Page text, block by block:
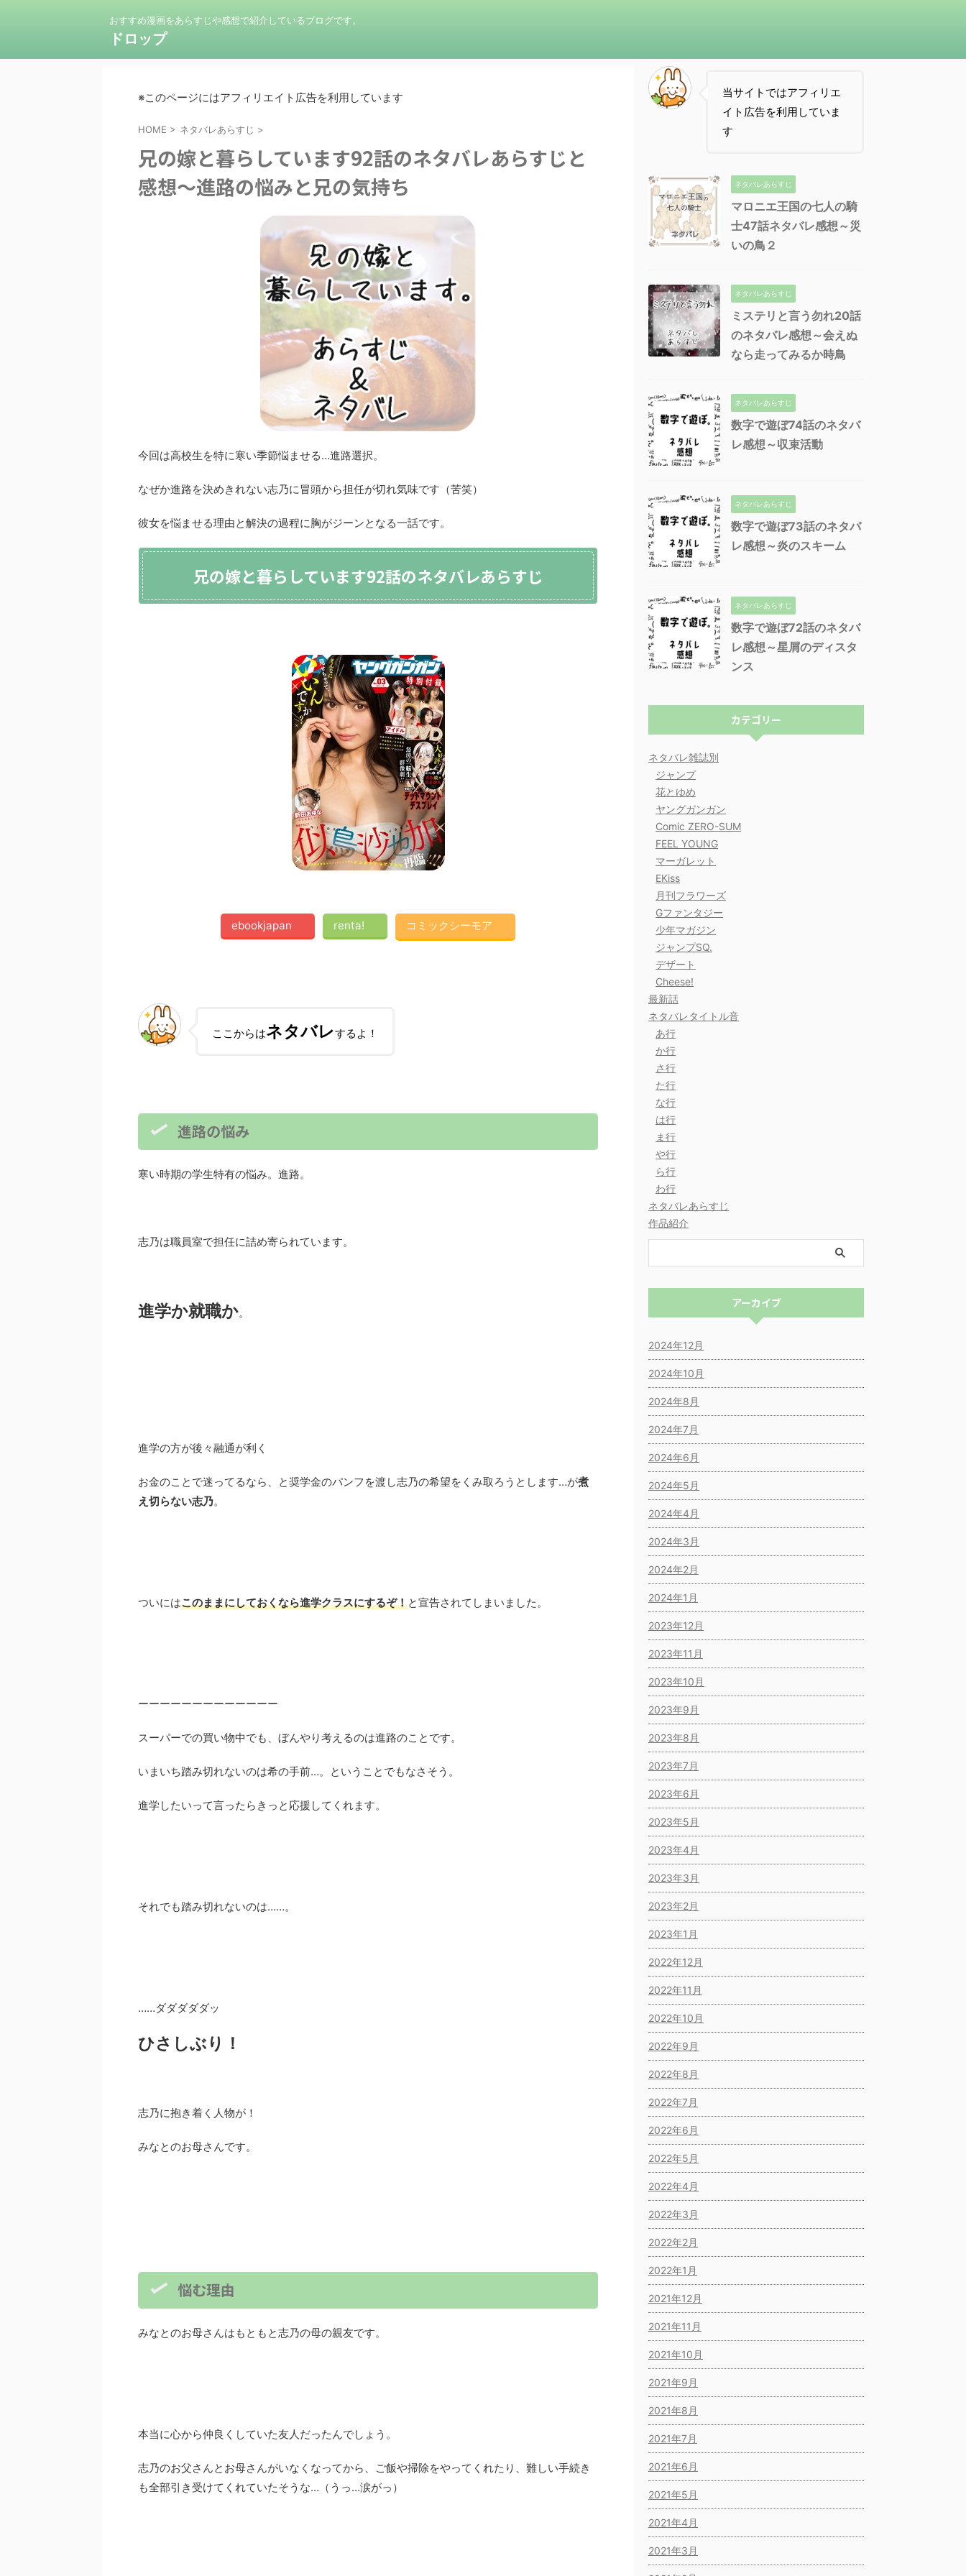
おすすめ漫画をあらすじや感想で紹介しているブログです。
ドロップ
※このページにはアフィリエイト広告を利用しています
HOME > ネタバレあらすじ >
兄の嫁と暮らしています92話のネタバレあらすじと
感想～進路の悩みと兄の気持ち
今回は高校生を特に寒い季節悩ませる…進路選択。
なぜか進路を決めきれない志乃に冒頭から担任が切れ気味です（苦笑）
彼女を悩ませる理由と解決の過程に胸がジーンとなる一話です。
兄の嫁と暮らしています92話のネタバレあらすじ
ebookjapan renta! コミックシーモア
ここからはネタバレするよ！
進路の悩み
寒い時期の学生特有の悩み。進路。
志乃は職員室で担任に詰め寄られています。
進学か就職か。
進学の方が後々融通が利く
お金のことで迷ってるなら、と奨学金のパンフを渡し志乃の希望をくみ取ろうとします…が煮
え切らない志乃。
ついにはこのままにしておくなら進学クラスにするぞ！と宣告されてしまいました。
ーーーーーーーーーーーーー
スーパーでの買い物中でも、ぼんやり考えるのは進路のことです。
いまいち踏み切れないのは希の手前…。ということでもなさそう。
進学したいって言ったらきっと応援してくれます。
それでも踏み切れないのは……。
……ダダダダダッ
ひさしぶり！
志乃に抱き着く人物が！
みなとのお母さんです。
悩む理由
みなとのお母さんはもともと志乃の母の親友です。
本当に心から仲良くしていた友人だったんでしょう。
志乃のお父さんとお母さんがいなくなってから、ご飯や掃除をやってくれたり、難しい手続き
も全部引き受けてくれていたそうな…（うっ…涙がっ）
当サイトではアフィリエ
イト広告を利用していま
す
ネタバレあらすじ
マロニエ王国の七人の騎
士47話ネタバレ感想～災
いの鳥２
ネタバレあらすじ
ミステリと言う勿れ20話
のネタバレ感想～会えぬ
なら走ってみるか時鳥
ネタバレあらすじ
数字で遊ぼ74話のネタバ
レ感想～収束活動
ネタバレあらすじ
数字で遊ぼ73話のネタバ
レ感想～炎のスキーム
ネタバレあらすじ
数字で遊ぼ72話のネタバ
レ感想～星屑のディスタ
ンス
カテゴリー
ネタバレ雑誌別
ジャンプ
花とゆめ
ヤングガンガン
Comic ZERO-SUM
FEEL YOUNG
マーガレット
EKiss
月刊フラワーズ
Gファンタジー
少年マガジン
ジャンプSQ.
デザート
Cheese!
最新話
ネタバレタイトル音
あ行
か行
さ行
た行
な行
は行
ま行
や行
ら行
わ行
ネタバレあらすじ
作品紹介
アーカイブ
2024年12月
2024年10月
2024年8月
2024年7月
2024年6月
2024年5月
2024年4月
2024年3月
2024年2月
2024年1月
2023年12月
2023年11月
2023年10月
2023年9月
2023年8月
2023年7月
2023年6月
2023年5月
2023年4月
2023年3月
2023年2月
2023年1月
2022年12月
2022年11月
2022年10月
2022年9月
2022年8月
2022年7月
2022年6月
2022年5月
2022年4月
2022年3月
2022年2月
2022年1月
2021年12月
2021年11月
2021年10月
2021年9月
2021年8月
2021年7月
2021年6月
2021年5月
2021年4月
2021年3月